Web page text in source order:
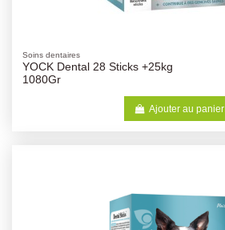
Soins dentaires
YOCK Dental 28 Sticks +25kg
1080Gr
Ajouter au panier